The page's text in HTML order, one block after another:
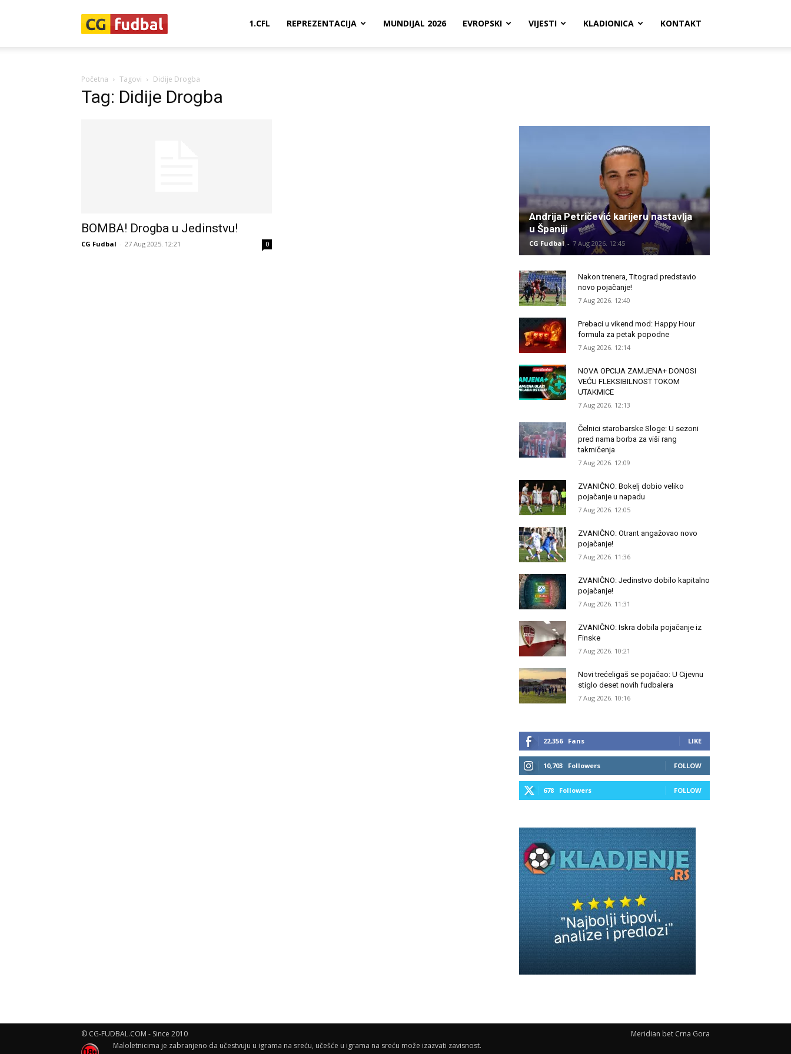
1.CFL REPREZENTACIJA MUNDIJAL 2026 EVROPSKI VIJESTI KLADIONICA KONTAKT
Početna Tagovi Didije Drogba
Tag: Didije Drogba
BOMBA! Drogba u Jedinstvu!
CG Fudbal - 27 Aug 2025. 12:21 0
Andrija Petričević karijeru nastavlja
u Španiji
CG Fudbal - 7 Aug 2026. 12:45
Nakon trenera, Titograd predstavio
novo pojačanje!
7 Aug 2026. 12:40
Prebaci u vikend mod: Happy Hour
formula za petak popodne
7 Aug 2026. 12:14
NOVA OPCIJA ZAMJENA+ DONOSI
VEĆU FLEKSIBILNOST TOKOM
UTAKMICE
7 Aug 2026. 12:13
Čelnici starobarske Sloge: U sezoni
pred nama borba za viši rang
takmičenja
7 Aug 2026. 12:09
ZVANIČNO: Bokelj dobio veliko
pojačanje u napadu
7 Aug 2026. 12:05
ZVANIČNO: Otrant angažovao novo
pojačanje!
7 Aug 2026. 11:36
ZVANIČNO: Jedinstvo dobilo kapitalno
pojačanje!
7 Aug 2026. 11:31
ZVANIČNO: Iskra dobila pojačanje iz
Finske
7 Aug 2026. 10:21
Novi trećeligaš se pojačao: U Cijevnu
stiglo deset novih fudbalera
7 Aug 2026. 10:16
22,356 Fans LIKE
10,703 Followers FOLLOW
678 Followers FOLLOW
Meridian bet Crna Gora
© CG-FUDBAL.COM - Since 2010
Maloletnicima je zabranjeno da učestvuju u igrama na sreću, učešće u igrama na sreću može izazvati zavisnost.